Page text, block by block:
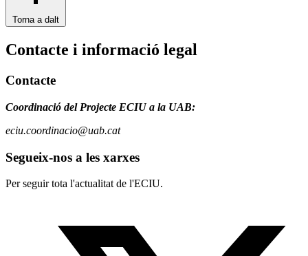
Torna a dalt
Contacte i informació legal
Contacte
Coordinació del Projecte ECIU a la UAB:
eciu.coordinacio@uab.cat
Segueix-nos a les xarxes
Per seguir tota l'actualitat de l'ECIU.